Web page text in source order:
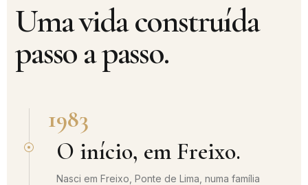
Uma vida construída
passo a passo.
1983
O início, em Freixo.
Nasci em Freixo, Ponte de Lima, numa família